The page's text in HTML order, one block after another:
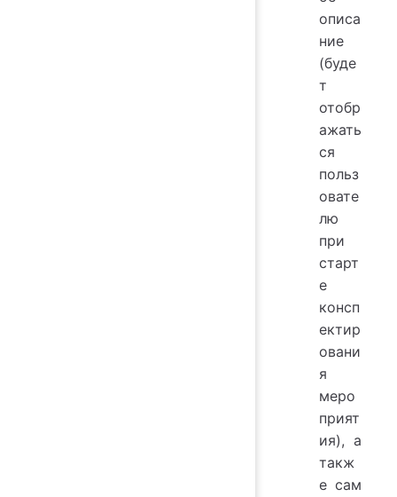
описа
ние
(буде
т
отобр
ажать
ся
польз
овате
лю
при
старт
е
консп
ектир
овани
я
меро
прият
ия), а
такж
е сам